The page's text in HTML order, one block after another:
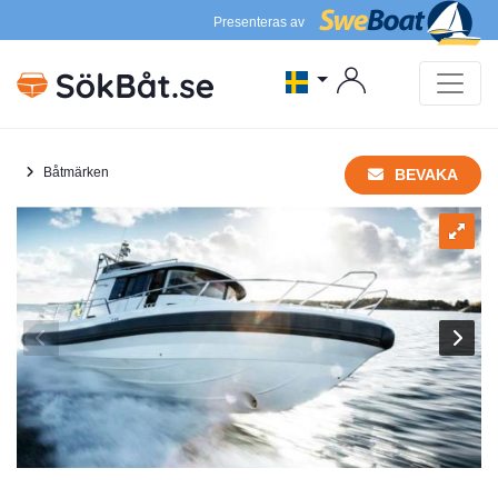
Presenteras av
Båtmärken BEVAKA